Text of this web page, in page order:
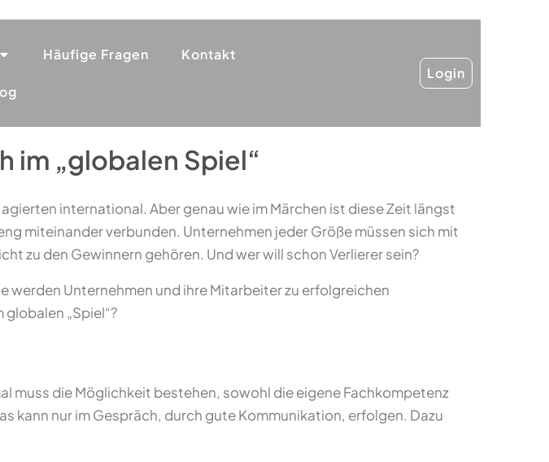
Häufige Fragen Kontakt
Login
im „globalen Spiel“
international. Aber genau wie im Märchen ist diese Zeit längst
miteinander verbunden. Unternehmen jeder Größe müssen sich mit
zu den Gewinnern gehören. Und wer will schon Verlierer sein?
werden Unternehmen und ihre Mitarbeiter zu erfolgreichen
„Spiel“?
muss die Möglichkeit bestehen, sowohl die eigene Fachkompetenz
kann nur im Gespräch, durch gute Kommunikation, erfolgen. Dazu